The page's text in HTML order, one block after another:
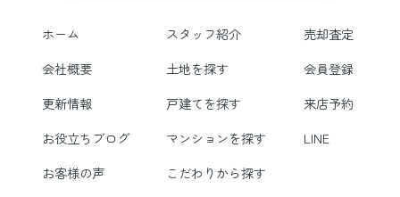
ホーム スタッフ紹介
売却査定
会社概要
土地を探す
会員登録
更新情報
戸建てを探す
来店予約
お役立ちブログ
マンションを探す
LINE
お客様の声
こだわりから探す